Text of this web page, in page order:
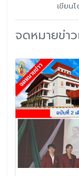
เขียน
จดหมายข่า